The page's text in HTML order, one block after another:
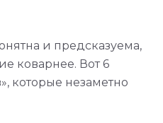
и предсказуема,
коварнее. Вот 6
которые незаметно